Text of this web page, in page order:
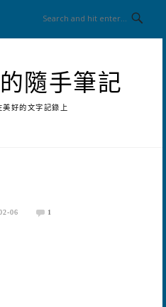
隨手筆記
美好的文字記錄上
06 1